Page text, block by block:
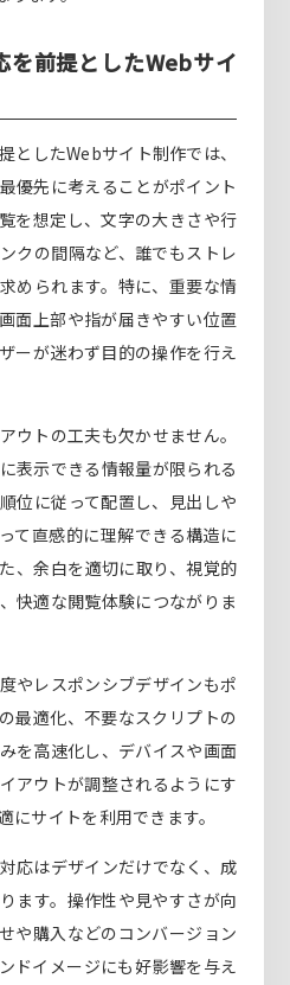
を前提としたWebサイ
としたWebサイト制作では、
優先に考えることがポイント
を想定し、文字の大きさや行
クの間隔など、誰でもストレ
められます。特に、重要な情
面上部や指が届きやすい位置
ーが迷わず目的の操作を行え
ウトの工夫も欠かせません。
表示できる情報量が限られる
位に従って配置し、見出しや
て直感的に理解できる構造に
、余白を適切に取り、視覚的
快適な閲覧体験につながりま
やレスポンシブデザインもポ
最適化、不要なスクリプトの
を高速化し、デバイスや画面
アウトが調整されるようにす
にサイトを利用できます。
応はデザインだけでなく、成
ます。操作性や見やすさが向
や購入などのコンバージョン
ドイメージにも好影響を与え